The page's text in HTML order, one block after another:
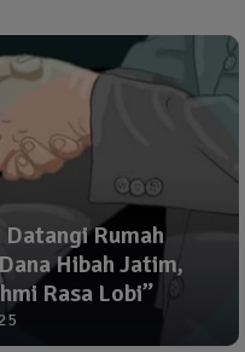
Rumah
Hibah Jatim,
Rasa Lobi”